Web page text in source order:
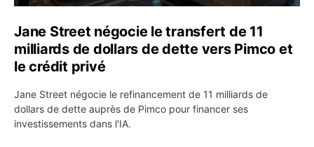
Jane Street négocie le transfert de 11
milliards de dollars de dette vers Pimco et
le crédit privé
Jane Street négocie le refinancement de 11 milliards de
dollars de dette auprès de Pimco pour financer ses
investissements dans l'IA.